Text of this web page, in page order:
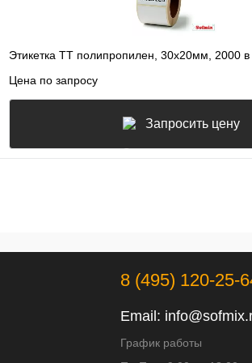
Этикетка ТТ полипропилен, 30х20мм, 2000 в
Цена по запросу
Запросить цену
8 (495) 120-25-
Email:
График работы